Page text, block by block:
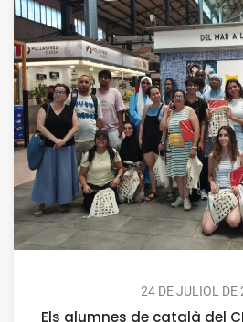
24 DE JULIOL DE
Els alumnes de català del